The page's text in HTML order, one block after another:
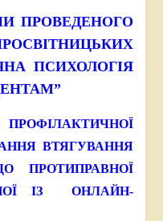
ПРОВЕДЕНОГО
ПСИХОЛОГІЯ
ВТЯГУВАННЯ
ПРОТИПРАВНОЇ
ІЗ ОНЛАЙН-